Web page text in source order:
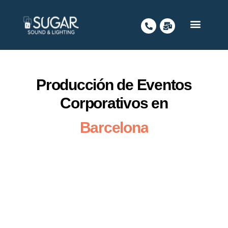
Producción de Eventos
Corporativos en
Barcelona